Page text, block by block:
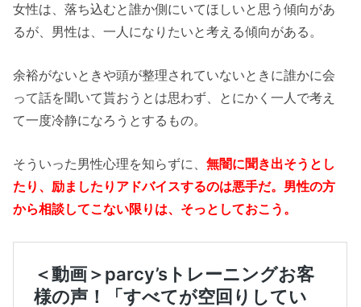
女性は、落ち込むと誰か側にいてほしいと思う傾向があ
るが、男性は、一人になりたいと考える傾向がある。
余裕がないときや頭が整理されていないときに誰かに会
って話を聞いて貰おうとは思わず、とにかく一人で考え
て一度冷静になろうとするもの。
そういった男性心理を知らずに、無闇に聞き出そうとし
たり、励ましたりアドバイスするのは悪手だ。男性の方
から相談してこない限りは、そっとしておこう。